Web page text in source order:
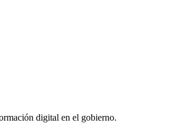
digital en el gobierno.